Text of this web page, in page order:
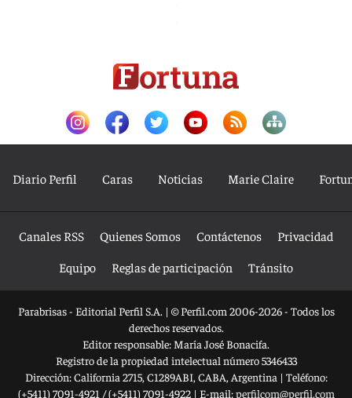
Diario Perfil Caras Noticias Marie Claire
Canales RSS Quienes Somos Contáctenos
Privacidad
Equipo
Reglas de participación Tránsito
Parabrisas - Editorial Perfil S.A. | © Perfil.com 2006-2026 - Todos los
derechos reservados.
Editor responsable: María José Bonacifa.
Registro de la propiedad intelectual número 5346433
Dirección:California 2715, C1289ABI, CABA, Argentina | Teléfono:
(+5411) 7091-4921 /(+5411) 7091-4922| E-mail:perfilcom@perfil.com